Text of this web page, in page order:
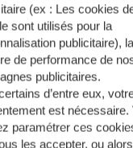
Contacter un agent
devis, une
(ex : Les cookies
sont utilisés pour la
publicitaire), la
de performance de
publicitaires.
d’entre eux,
est nécessaire.
paramétrer ces
les accepter, ou alors